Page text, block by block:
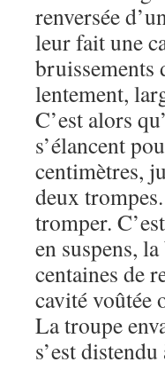
renversée
leur fait une
bruissements
lentement,
C’est alors
s’élancent
centimètres,
deux
tromper.
en suspens,
centaines de
cavité voûtée
La troupe
s’est